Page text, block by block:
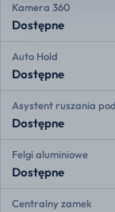
Kamera 360
Dostępne
Auto Hold
Dostępne
Asystent ruszania
Dostępne
Felgi aluminiowe
Dostępne
Centralny zamek